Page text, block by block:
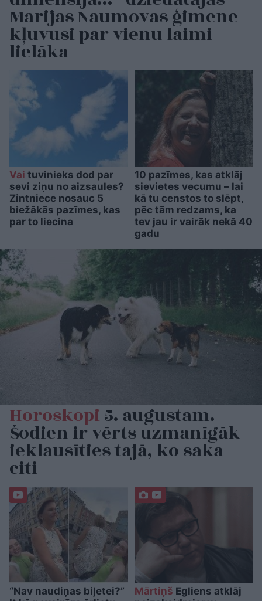
Marijas Naumovas ģimene
kļuvusi par vienu laimi
lielāka
Vai tuvinieks dod par
sevi ziņu no aizsaules?
Zintniece nosauc 5
biežākās pazīmes, kas
par to liecina
10 pazīmes, kas atklāj
sievietes vecumu – lai
kā tu censtos to slēpt,
pēc tām redzams, ka
tev jau ir vairāk nekā 40
gadu
Horoskopi5. augustam.
Šodien ir vērts uzmanīgāk
ieklausīties tajā, ko saka
citi
“Nav naudiņas biļetei?”
Mārtiņš Egliens atklāj